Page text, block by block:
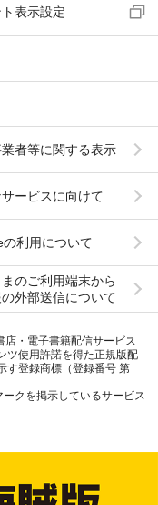
表示設定
者等に関する表示
ービスに向けて
の利用について
のご利用端末から
外部送信について
店・電子書籍配信サービス
ツ使用許諾を得た正規版配
す登録商標（登録番号 第
クを掲示しているサービス